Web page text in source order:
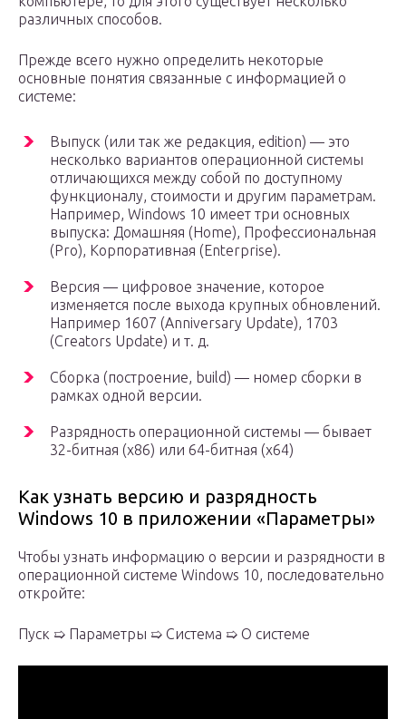
различных способов.
Прежде всего нужно определить некоторые
основные понятия связанные с информацией о
системе:
Выпуск (или так же редакция, edition) — это
несколько вариантов операционной системы
отличающихся между собой по доступному
функционалу, стоимости и другим параметрам.
Например, Windows 10 имеет три основных
выпуска: Домашняя (Home), Профессиональная
(Pro), Корпоративная (Enterprise).
Версия — цифровое значение, которое
изменяется после выхода крупных обновлений.
Например 1607 (Anniversary Update), 1703
(Creators Update) и т. д.
Сборка (построение, build) — номер сборки в
рамках одной версии.
Разрядность операционной системы — бывает
32-битная (x86) или 64-битная (x64)
Как узнать версию и разрядность
Windows 10 в приложении «Параметры»
Чтобы узнать информацию о версии и разрядности в
операционной системе Windows 10, последовательно
откройте:
Пуск ➯ Параметры ➯ Система ➯ О системе